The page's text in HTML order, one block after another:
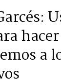
a